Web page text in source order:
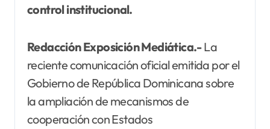
control institucional.
Redacción Exposición Mediática.-La
reciente comunicación oficial emitida por el
Gobierno de República Dominicana sobre
la ampliación de mecanismos de
cooperación con Estados